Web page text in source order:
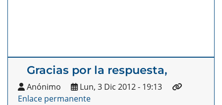
Gracias por la respuesta,
Anónimo
Lun, 3 Dic 2012 - 19:13
Enlace permanente